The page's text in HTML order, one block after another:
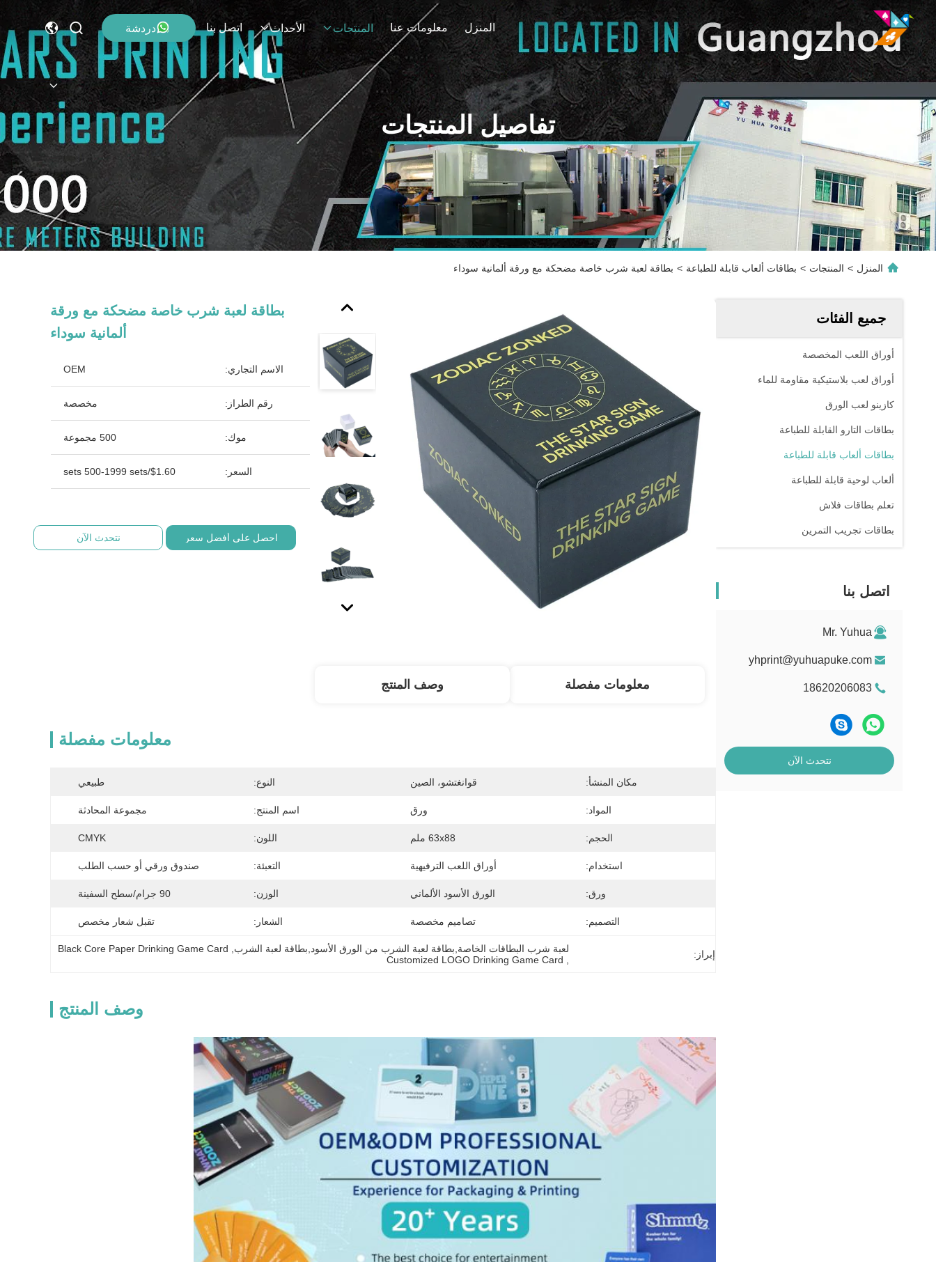
المنزل معلومات عنا المنتجات الأحداث اتصل بنا دردشة
تفاصيل المنتجات
المنزل > المنتجات > بطاقات ألعاب قابلة للطباعة > بطاقة لعبة شرب خاصة مضحكة مع ورقة ألمانية سوداء
جميع الفئات
أوراق اللعب المخصصة
أوراق لعب بلاستيكية مقاومة للماء
كازينو لعب الورق
بطاقات التارو القابلة للطباعة
بطاقات ألعاب قابلة للطباعة
ألعاب لوحية قابلة للطباعة
تعلم بطاقات فلاش
بطاقات تجريب التمرين
اتصل بنا
Mr. Yuhua
yhprint@yuhuapuke.com
18620206083
نتحدث الآن
بطاقة لعبة شرب خاصة مضحكة مع ورقة
ألمانية سوداء
الاسم التجاري: OEM
رقم الطراز: مخصصة
موك: 500 مجموعة
السعر: $1.60/sets 500-1999 sets
احصل على أفضل سعر نتحدث الآن
معلومات مفصلة وصف المنتج
معلومات مفصلة
مكان المنشأ: قوانغتشو، الصين النوع: طبيعي
المواد: ورق اسم المنتج: مجموعة المحادثة
الحجم: 63x88 ملم اللون: CMYK
استخدام: أوراق اللعب الترفيهية التعبئة: صندوق ورقي أو حسب الطلب
ورق: الورق الأسود الألماني الوزن: 90 جرام/سطح السفينة
التصميم: تصاميم مخصصة الشعار: تقبل شعار مخصص
إبراز: لعبة شرب البطاقات الخاصة,بطاقة لعبة الشرب من الورق الأسود,بطاقة لعبة الشرب
Black Core Paper Drinking Game Card
Customized LOGO Drinking Game Card
وصف المنتج